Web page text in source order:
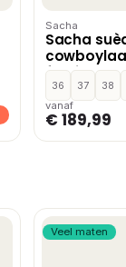
Sacha
Sacha
franjes
36 37 38
vanaf
€ 189,99
Veel maten